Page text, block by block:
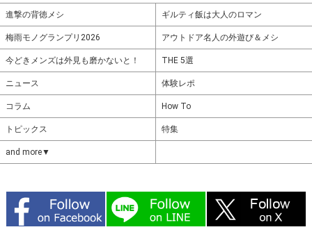
進撃の背徳メシ ギルティ飯は大人のロマン
梅雨モノグランプリ2026 アウトドア名人の外遊び＆メシ
今どきメンズは外見も磨かないと！ THE 5選
ニュース 体験レポ
コラム How To
トピックス 特集
and more▼